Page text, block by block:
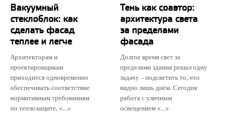
Вакуумный
стеклоблок: как
сделать фасад
теплее и легче
Архитекторам и
проектировщикам
приходится одновременно
обеспечивать соответствие
нормативным требованиям
по теплозащите, <...>
Тень как соавтор:
архитектура света
за пределами
фасада
Долгое время свет за
пределами здания решал одну
задачу – подсветить то, что
видно лишь днём. Сегодня
работа с уличным
освещением <...>